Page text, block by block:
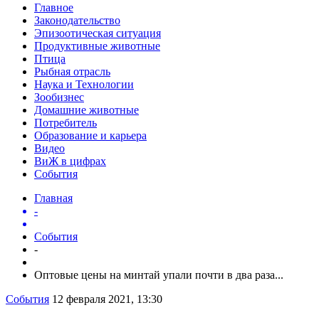
Главное
Законодательство
Эпизоотическая ситуация
Продуктивные животные
Птица
Рыбная отрасль
Наука и Технологии
Зообизнес
Домашние животные
Потребитель
Образование и карьера
Видео
ВиЖ в цифрах
События
Главная
-
События
-
Оптовые цены на минтай упали почти в два раза...
События 12 февраля 2021, 13:30